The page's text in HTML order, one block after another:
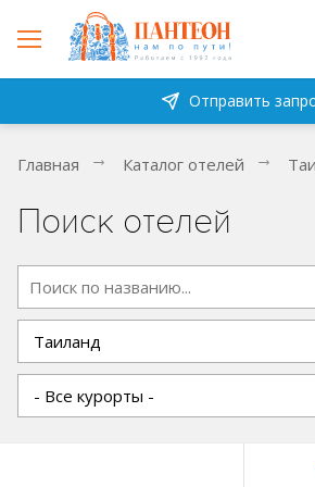
Отправить
Главная Каталог отелей
Поиск отелей